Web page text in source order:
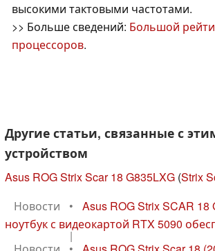
высокими тактовыми частотами.
>> Больше сведений: Большой
процессоров.
Другие статьи, связанные с
устройством
Asus ROG Strix Scar 18 G835LXG (Strix
Новости
•
Asus ROG Strix SCAR 18
ноутбук с видеокартой RTX 5090
|